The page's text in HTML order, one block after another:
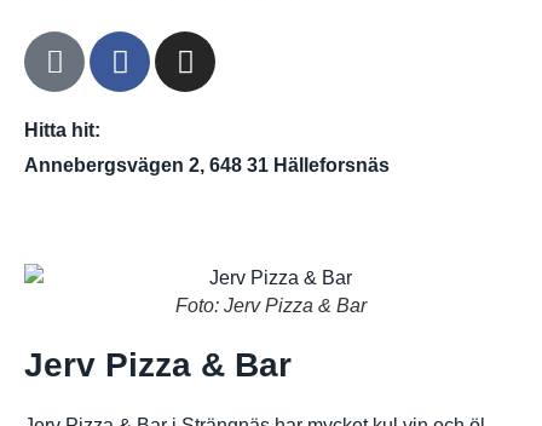
Hitta hit:
Annebergsvägen 2, 648 31 Hälleforsnäs
Foto: Jerv Pizza & Bar
Jerv Pizza & Bar